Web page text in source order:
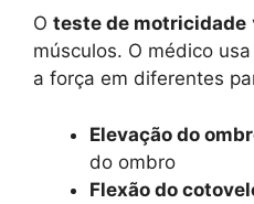
O teste de motricidade
músculos. O médico
a força em diferentes
Elevação do
do ombro
Flexão do